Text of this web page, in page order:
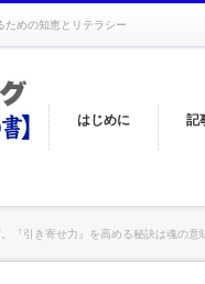
めの知恵とリテラシー
はじめに 記
『引き寄せ力』を高める秘訣は魂の意